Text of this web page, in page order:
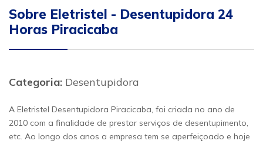
Sobre Eletristel - Desentupidora 24
Horas Piracicaba
Categoria: Desentupidora
A Eletristel Desentupidora Piracicaba, foi criada no ano de
2010 com a finalidade de prestar serviços de desentupimento,
etc. Ao longo dos anos a empresa tem se aperfeiçoado e hoje